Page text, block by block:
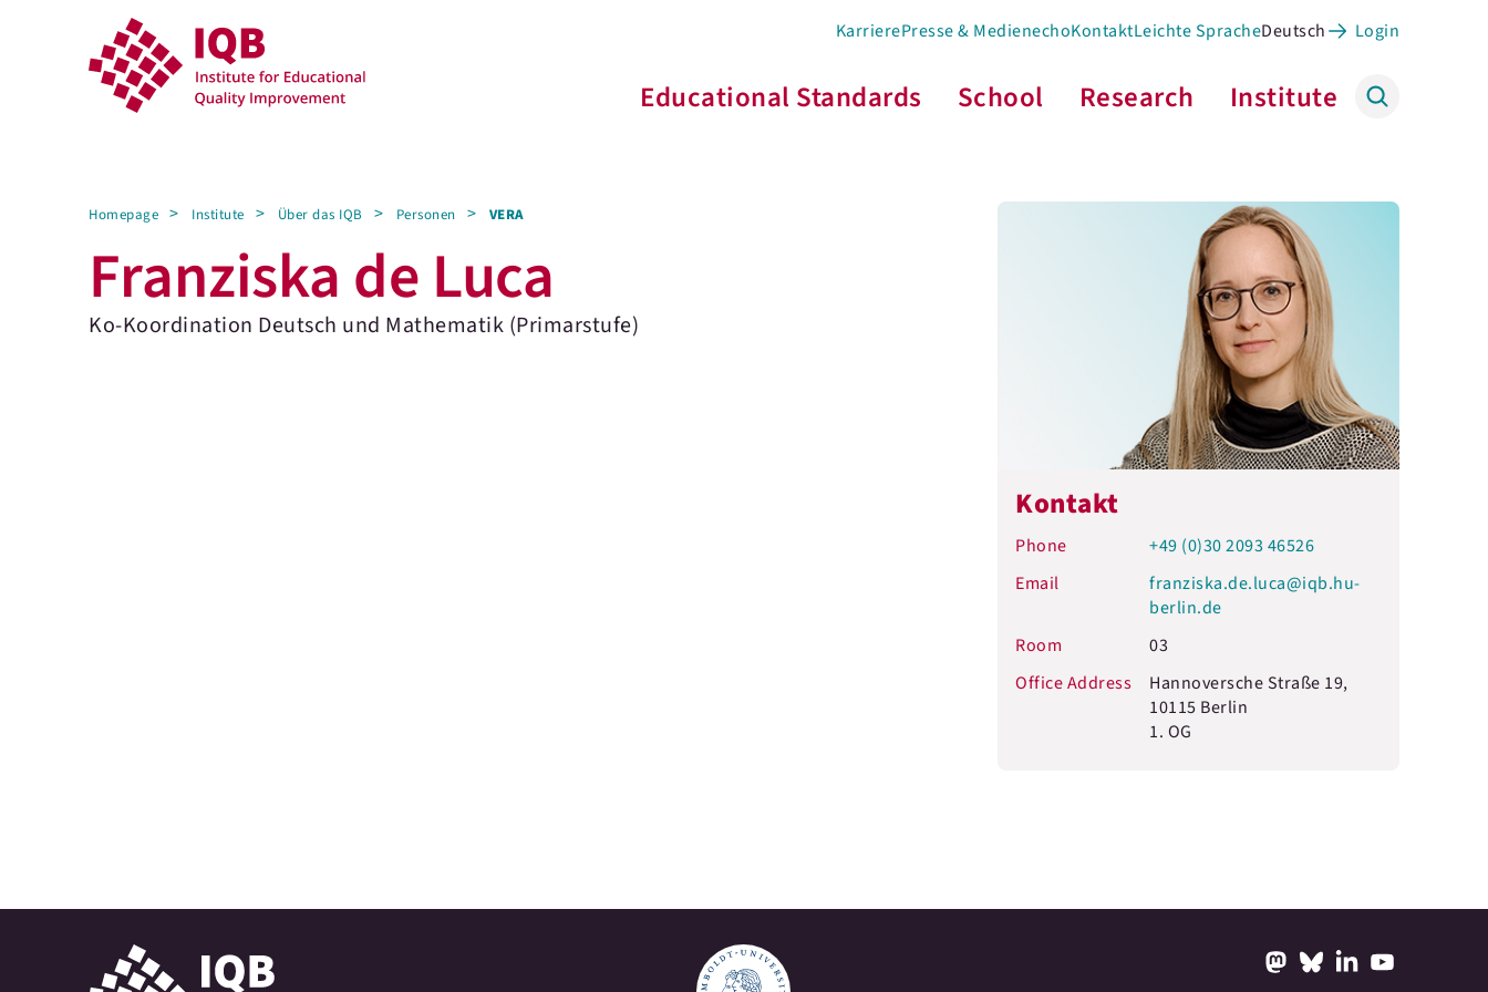
KarrierePresse & MedienechoKontaktLeichte SpracheDeutsch Login
Educational Standards School Research Institute
Homepage Institute Über das IQB Personen VERA
Franziska de Luca
Ko-Koordination Deutsch und Mathematik (Primarstufe)
Kontakt
Phone
+49 (0)30 2093 46526
Email
franziska.de.luca@iqb.hu-
berlin.de
Room
03
Office Address
Hannoversche Straße 19,
10115 Berlin
1. OG